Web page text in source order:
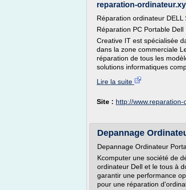
reparation-
Réparation ordinateur DELL
Réparation PC Portable Dell
Creative IT est spécialisée
dans la zone commerciale
réparation de tous les
solutions informatiques
Lire la suite
Site : http://www.reparation-
Depannage
Depannage Ordinateur
Kcomputer une société de
ordinateur Dell et le tous à
garantir une performance
pour une réparation